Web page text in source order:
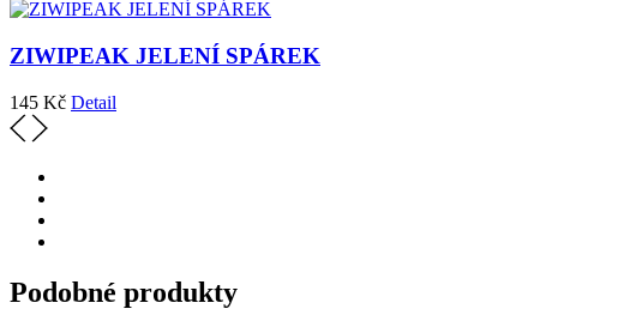
ZIWIPEAK JELENÍ SPÁREK
145 Kč Detail
Podobné produkty